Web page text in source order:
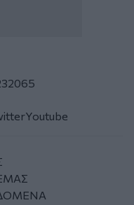
Youtube